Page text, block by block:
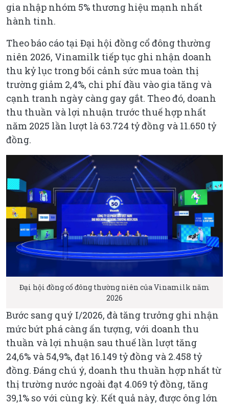
gia nhập nhóm 5% thương hiệu mạnh nhất
hành tinh.
Theo báo cáo tại Đại hội đồng cổ đông thường
niên 2026, Vinamilk tiếp tục ghi nhận doanh
thu kỷ lục trong bối cảnh sức mua toàn thị
trường giảm 2,4%, chi phí đầu vào gia tăng và
cạnh tranh ngày càng gay gắt. Theo đó, doanh
thu thuần và lợi nhuận trước thuế hợp nhất
năm 2025 lần lượt là 63.724 tỷ đồng và 11.650 tỷ
đồng.
Đại hội đồng cổ đông thường niên của Vinamilk năm
2026
Bước sang quý I/2026, đà tăng trưởng ghi nhận
mức bứt phá càng ấn tượng, với doanh thu
thuần và lợi nhuận sau thuế lần lượt tăng
24,6% và 54,9%, đạt 16.149 tỷ đồng và 2.458 tỷ
đồng. Đáng chú ý, doanh thu thuần hợp nhất từ
thị trường nước ngoài đạt 4.069 tỷ đồng, tăng
39,1% so với cùng kỳ. Kết quả này, được ông lớn